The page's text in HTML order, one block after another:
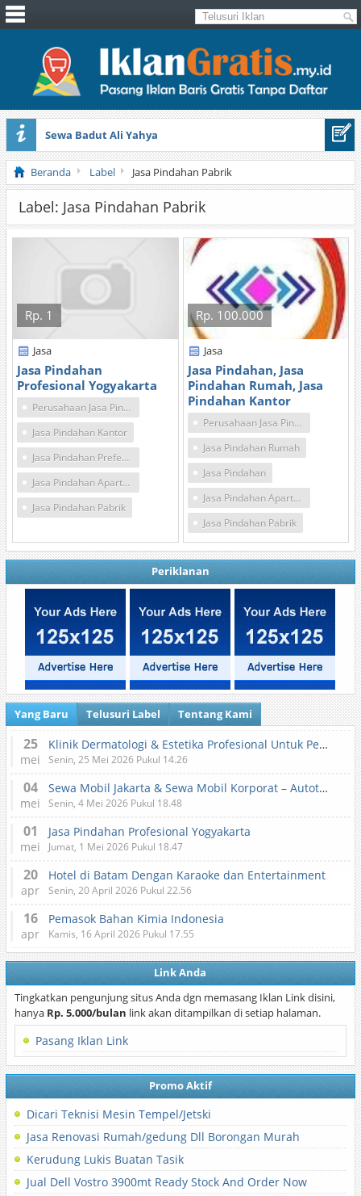
Sewa Badut Ali Yahya
Honda Brio 1.3 E AT CBU 2012 Putih
Beranda Label Jasa Pindahan Pabrik
Label: Jasa Pindahan Pabrik
Rp. 1
Jasa
Jasa Pindahan
Profesional Yogyakarta
Perusahaan Jasa Pindahan
Jasa Pindahan Kantor
Jasa Pindahan Prefesional
Jasa Pindahan Apartemen
Jasa Pindahan Pabrik
Rp. 100.000
Jasa
Jasa Pindahan, Jasa
Pindahan Rumah, Jasa
Pindahan Kantor
Perusahaan Jasa Pindahan
Jasa Pindahan Rumah
Jasa Pindahan
Jasa Pindahan Apartemen
Jasa Pindahan Pabrik
Periklanan
Yang Baru Telusuri Label Tentang Kami
25
mei
Klinik Dermatologi & Estetika Profesional Untuk Perawatan Kulit dan Kecantikan
Senin, 25 Mei 2026 Pukul 14.26
04
mei
Sewa Mobil Jakarta & Sewa Mobil Korporat – Autotranz Indonesia
Senin, 4 Mei 2026 Pukul 18.48
01
mei
Jasa Pindahan Profesional Yogyakarta
Jumat, 1 Mei 2026 Pukul 18.47
20
apr
Hotel di Batam Dengan Karaoke dan Entertainment
Senin, 20 April 2026 Pukul 22.56
16
apr
Pemasok Bahan Kimia Indonesia
Kamis, 16 April 2026 Pukul 17.55
Link Anda
Tingkatkan pengunjung situs Anda dgn memasang Iklan Link disini,
hanya Rp. 5.000/bulan link akan ditampilkan di setiap halaman.
Pasang Iklan Link
Promo Aktif
Dicari Teknisi Mesin Tempel/Jetski
Jasa Renovasi Rumah/gedung Dll Borongan Murah
Kerudung Lukis Buatan Tasik
Jual Dell Vostro 3900mt Ready Stock And Order Now